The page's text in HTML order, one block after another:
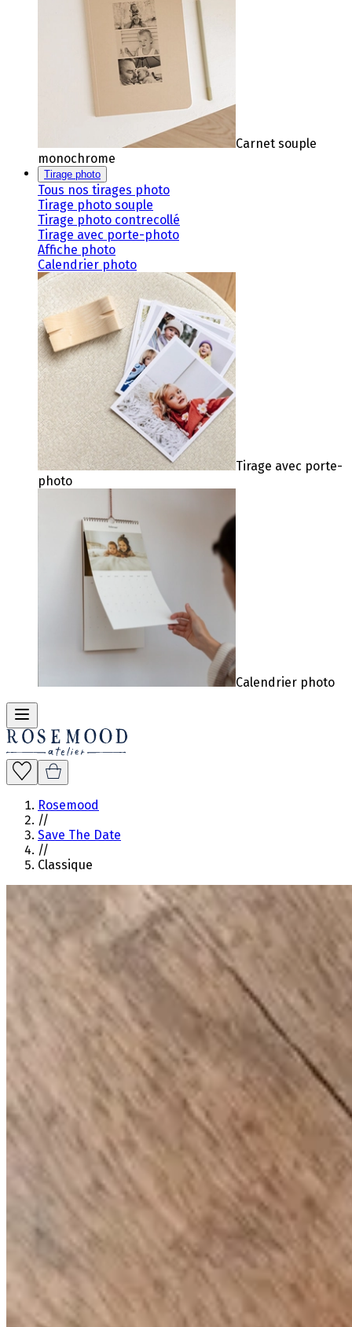
Carnet souple
monochrome
Tirage photo
Tous nos tirages photo
Tirage photo souple
Tirage photo contrecollé
Tirage avec porte-photo
Affiche photo
Calendrier photo
Tirage avec porte-
photo
Calendrier photo
Rosemood
//
Save The Date
//
Classique